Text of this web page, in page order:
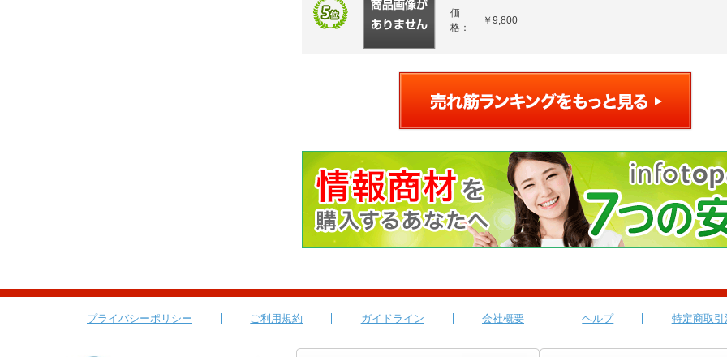
価
格：
￥9,800
プライバシーポリシー ご利用規約 ガイドライン 会社概要 ヘルプ 特定商取